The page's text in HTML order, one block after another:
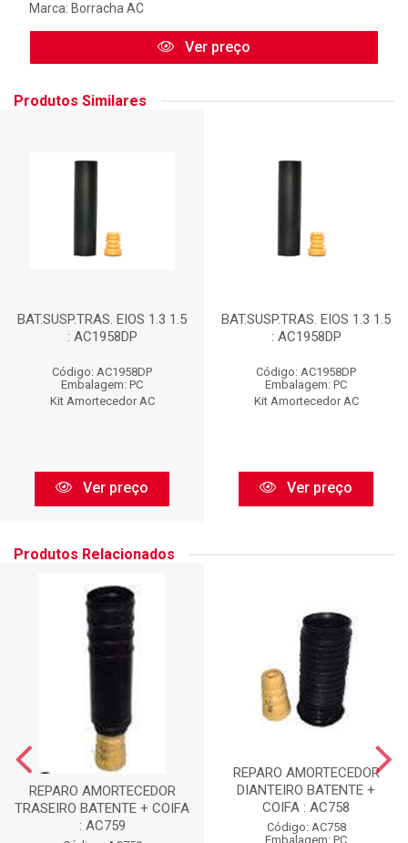
Marca: Borracha AC
Ver preço
Produtos Similares
BAT.SUSP.TRAS. EIOS 1.3 1.5
: AC1958DP
Código: AC1958DP
Embalagem: PC
Kit Amortecedor AC
Ver preço
BAT.SUSP.TRAS. EIOS 1.3 1.5
: AC1958DP
Código: AC1958DP
Embalagem: PC
Kit Amortecedor AC
Ver preço
Produtos Relacionados
REPARO AMORTECEDOR
TRASEIRO BATENTE + COIFA
: AC759
REPARO AMORTECEDOR
DIANTEIRO BATENTE +
COIFA : AC758
Código: AC758
Embalagem: PC